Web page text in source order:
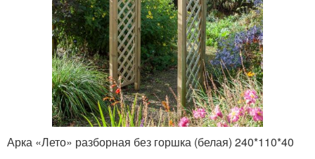
Арка «Лето» разборная без горшка (белая) 240*110*40